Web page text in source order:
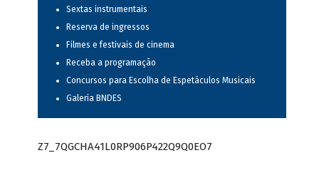
Sextas instrumentais
Reserva de ingressos
Filmes e festivais de cinema
Receba a programação
Concursos para Escolha de Espetáculos Musicais
Galeria BNDES
Z7_7QGCHA41L0RP906P422Q9Q0EO7